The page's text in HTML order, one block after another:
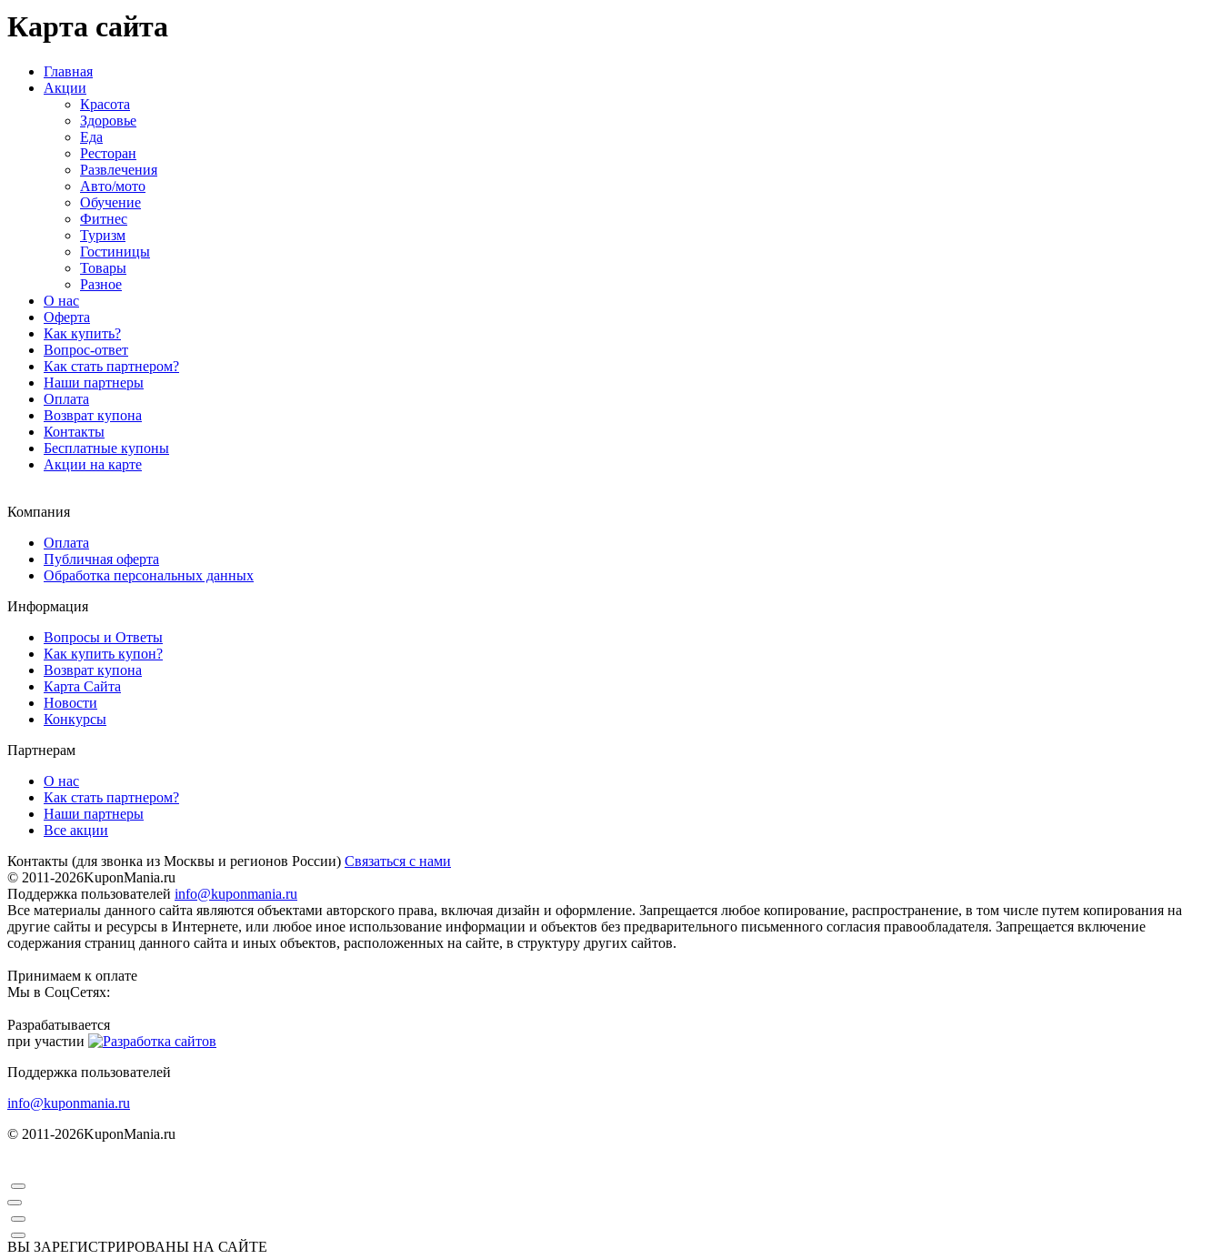
Карта сайта
Главная
Акции
Красота
Здоровье
Еда
Ресторан
Развлечения
Авто/мото
Обучение
Фитнес
Туризм
Гостиницы
Товары
Разное
О нас
Оферта
Как купить?
Вопрос-ответ
Как стать партнером?
Наши партнеры
Оплата
Возврат купона
Контакты
Бесплатные купоны
Акции на карте
Компания
Оплата
Публичная оферта
Обработка персональных данных
Информация
Вопросы и Ответы
Как купить купон?
Возврат купона
Карта Сайта
Новости
Конкурсы
Партнерам
О нас
Как стать партнером?
Наши партнеры
Все акции
Контакты (для звонка из Москвы и регионов России) Связаться с нами
© 2011-2026KuponMania.ru
Поддержка пользователей info@kuponmania.ru
Все материалы данного сайта являются объектами авторского права, включая дизайн и оформление. Запрещается любое копирование, распространение, в том числе путем копирования на
другие сайты и ресурсы в Интернете, или любое иное использование информации и объектов без предварительного письменного согласия правообладателя. Запрещается включение
содержания страниц данного сайта и иных объектов, расположенных на сайте, в структуру других сайтов.
Принимаем к оплате
Мы в СоцСетях:
Разрабатывается
при участии
Поддержка пользователей
info@kuponmania.ru
© 2011-2026KuponMania.ru
ВЫ ЗАРЕГИСТРИРОВАНЫ НА САЙТЕ